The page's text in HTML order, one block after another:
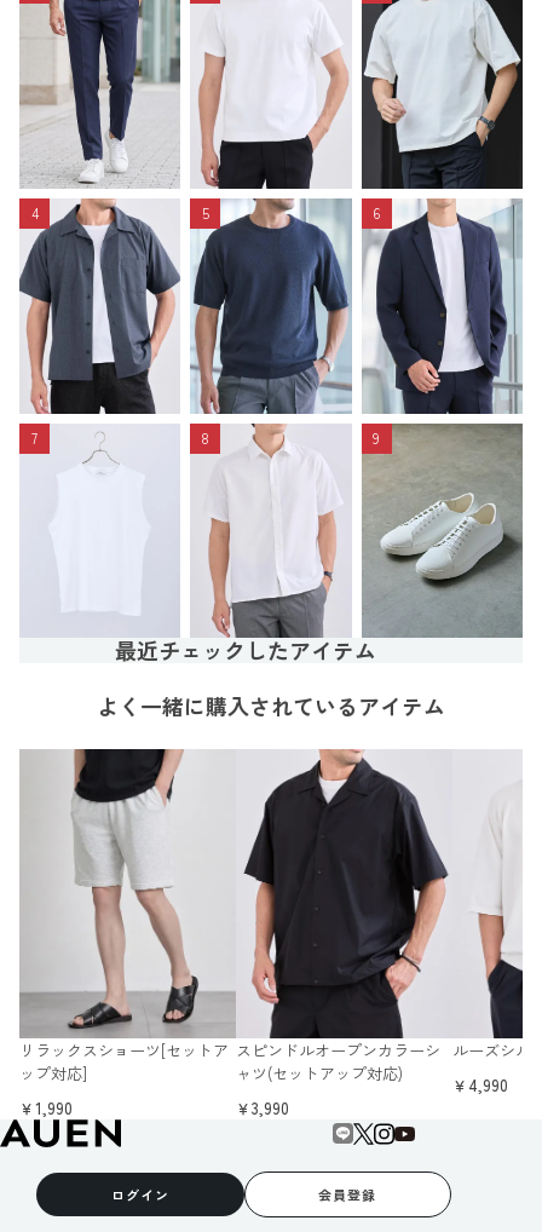
4 5 6
7 8 9
最近チェックしたアイテム
よく一緒に購入されているアイテム
リラックスショーツ[セットア
ップ対応]
￥1,990
スピンドルオープンカラーシ
ャツ(セットアップ対応)
￥3,990
ルーズシル
￥4,990
ログイン 会員登録